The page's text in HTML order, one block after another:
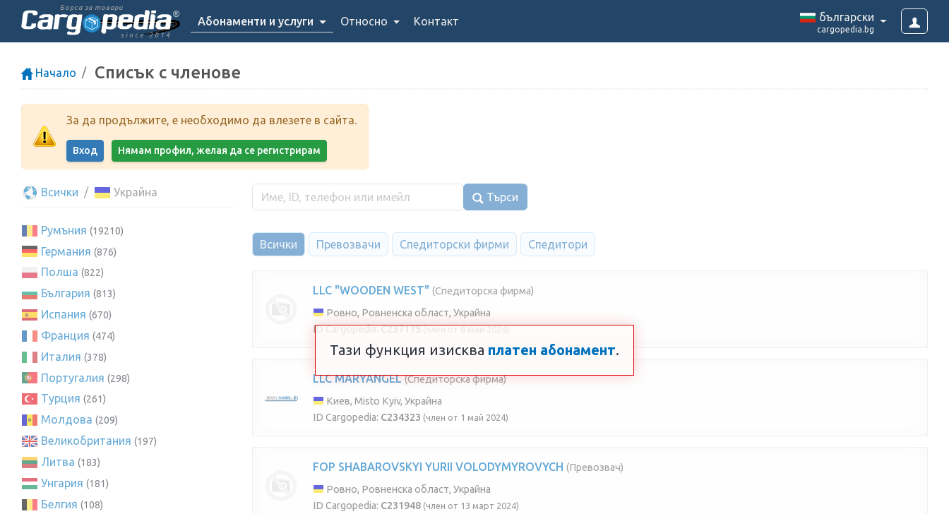
Борса за товари
since 2014
Абонаменти и услуги Относно Контакт български
cargopedia.bg
Начало Списък с членове
За да продължите, е необходимо да влезете в сайта.
Вход Нямам профил, желая да се регистрирам
Всички Украйна
Румъния (19210)
Германия (876)
Полша (822)
България (813)
Испания (670)
Франция (474)
Италия (378)
Португалия (298)
Турция (261)
Молдова (209)
Великобритания (197)
Литва (183)
Унгария (181)
Белгия (108)
Търси
Всички Превозвачи Спедиторски фирми Спедитори
LLC "WOODEN WEST" (Спедиторска фирма)
Ровно, Ровненска област, Украйна
ID Cargopedia:C237175 (член от 8 юли 2024)
LLC MARYANGEL (Спедиторска фирма)
Киев, Misto Kyiv, Украйна
ID Cargopedia: C234323 (член от 1 май 2024)
FOP SHABAROVSKYI YURII VOLODYMYROVYCH (Превозвач)
Ровно, Ровненска област, Украйна
ID Cargopedia: C231948 (член от 13 март 2024)
Тази функция изисква платен абонамент.